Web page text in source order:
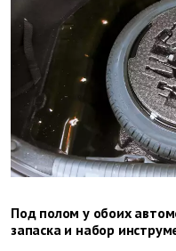
Под полом у обоих
запаска и набор